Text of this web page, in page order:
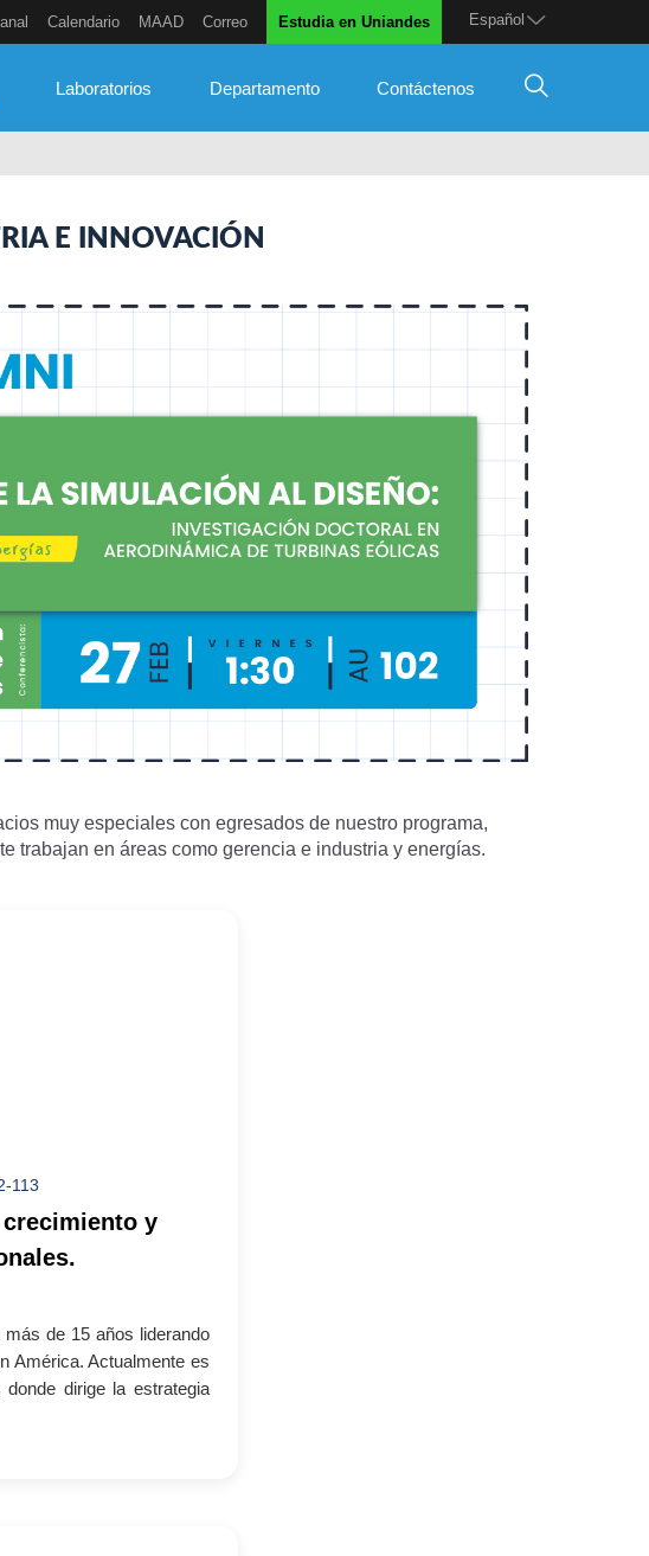
Español
Calendario MAAD Correo Estudia en Uniandes
Laboratorios Departamento Contáctenos
E INNOVACIÓN
muy especiales con egresados de nuestro programa,
trabajan en áreas como gerencia e industria y energías.
113
y
de 15 años liderando
América. Actualmente es
dirige la estrategia